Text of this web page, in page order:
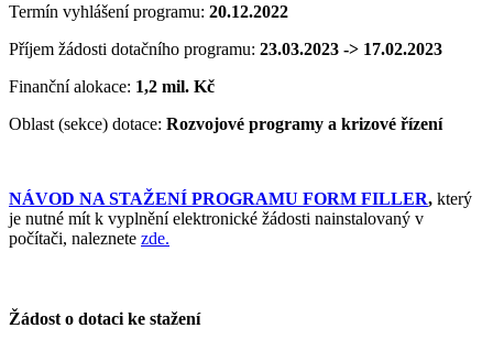
Termín vyhlášení programu: 20.12.2022
Příjem žádosti dotačního programu: 23.03.2023 -> 17.02.2023
Finanční alokace: 1,2 mil. Kč
Oblast (sekce) dotace: Rozvojové programy a krizové řízení
NÁVOD NA STAŽENÍ PROGRAMU FORM FILLER, který
je nutné mít k vyplnění elektronické žádosti nainstalovaný v
počítači, naleznete zde.
Žádost o dotaci ke stažení